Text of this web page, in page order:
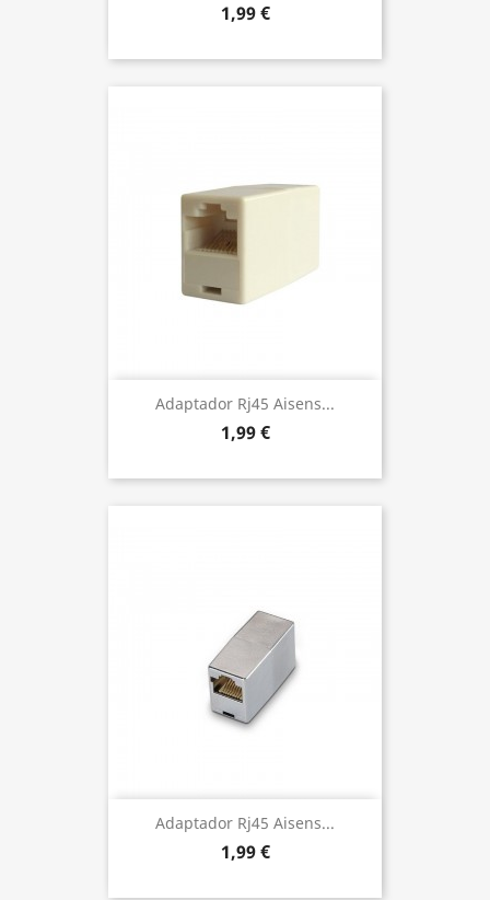
1,99 €
Adaptador Rj45 Aisens...
1,99 €
Adaptador Rj45 Aisens...
1,99 €